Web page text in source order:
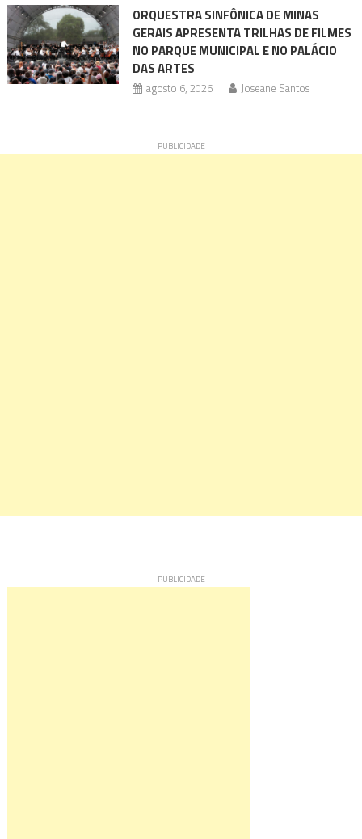
ORQUESTRA SINFÔNICA DE MINAS
GERAIS APRESENTA TRILHAS DE FILMES
NO PARQUE MUNICIPAL E NO PALÁCIO
DAS ARTES
agosto 6, 2026 Joseane Santos